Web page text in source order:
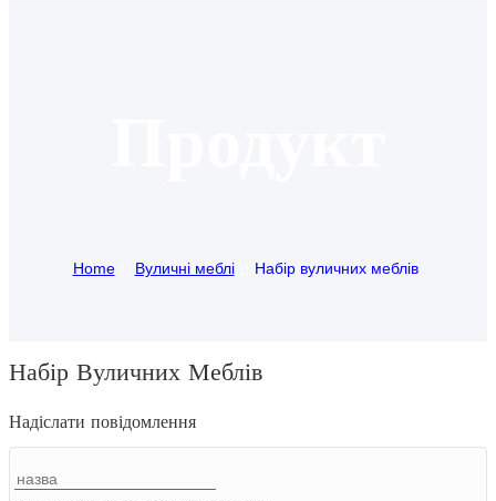
Zulu
čeština
Home Вуличні меблі Набір вуличних меблів
Набір Вуличних Меблів
Надіслати повідомлення